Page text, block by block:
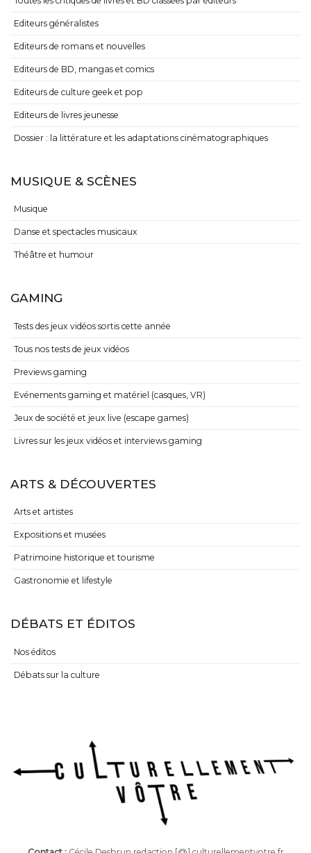
Editeurs généralistes
Editeurs de romans et nouvelles
Editeurs de BD, mangas et comics
Editeurs de culture geek et pop
Editeurs de livres jeunesse
Dossier : la littérature et les adaptations cinématographiques
MUSIQUE & SCÈNES
Musique
Danse et spectacles musicaux
Théâtre et humour
GAMING
Tests des jeux vidéos sortis cette année
Tous nos tests de jeux vidéos
Previews gaming
Evénements gaming et matériel (casques, VR)
Jeux de société et jeux live (escape games)
Livres sur les jeux vidéos et interviews gaming
ARTS & DÉCOUVERTES
Arts et artistes
Expositions et musées
Patrimoine historique et tourisme
Gastronomie et lifestyle
DÉBATS ET ÉDITOS
Nos éditos
Débats sur la culture